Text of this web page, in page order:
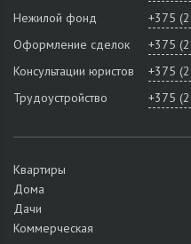
Нежилой фонд
+375
Оформление сделок
+375
Консультации юристов
+375
Трудоустройство
+375
Квартиры
Дома
Дачи
Коммерческая